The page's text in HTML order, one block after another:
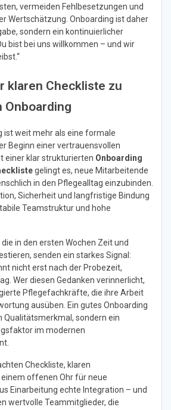
vermeiden Fehlbesetzungen und
Wertschätzung. Onboarding ist daher
sondern ein kontinuierlicher
bist bei uns willkommen – und wir
klaren Checkliste zu
ist weit mehr als eine formale
Beginn einer vertrauensvollen
einer klar strukturierten Onboarding
gelingt es, neue Mitarbeitende
in den Pflegealltag einzubinden.
Sicherheit und langfristige Bindung
Teamstruktur und hohe
in den ersten Wochen Zeit und
senden ein starkes Signal:
nicht erst nach der Probezeit,
Wer diesen Gedanken verinnerlicht,
Pflegefachkräfte, die ihre Arbeit
ausüben. Ein gutes Onboarding
Qualitätsmerkmal, sondern ein
im modernen
Checkliste, klaren
offenen Ohr für neue
Einarbeitung echte Integration – und
wertvolle Teammitglieder, die